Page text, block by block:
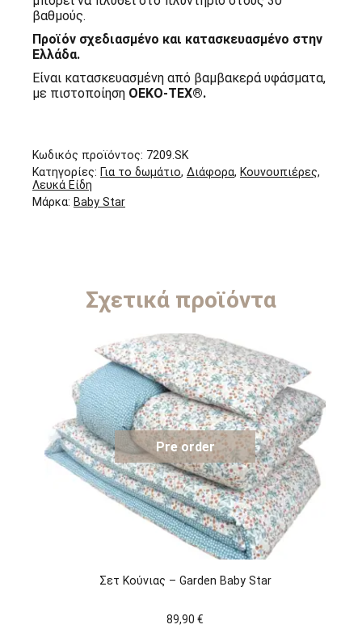
βαθμούς.
Προϊόν σχεδιασμένο και κατασκευασμένο στην
Ελλάδα.
Είναι κατασκευασμένη από βαμβακερά υφάσματα,
με πιστοποίηση OEKO-TEX®.
Κωδικός προϊόντος: 7209.SK
Κατηγορίες: Για το δωμάτιο, Διάφορα, Κουνουπιέρες,
Λευκά Είδη
Μάρκα: Baby Star
Σχετικά προϊόντα
Pre order
Σετ Κούνιας – Garden Baby Star
89,90 €